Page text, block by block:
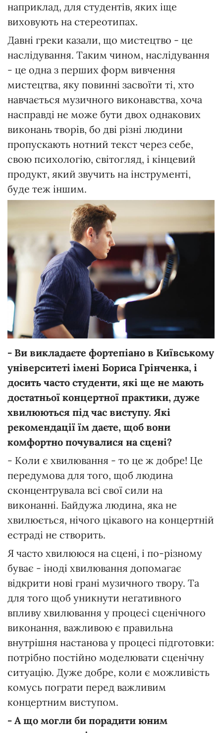
наприклад, для студентів, яких іще
виховують на стереотипах.
Давні греки казали, що мистецтво - це
наслідування. Таким чином, наслідування
- це одна з перших форм вивчення
мистецтва, яку повинні засвоїти ті, хто
навчається музичного виконавства, хоча
насправді не може бути двох однакових
виконань творів, бо дві різні людини
пропускають нотний текст через себе,
свою психологію, світогляд, і кінцевий
продукт, який звучить на інструменті,
буде теж іншим.
- Ви викладаєте фортепіано в Київському
університеті імені Бориса Грінченка, і
досить часто студенти, які ще не мають
достатньої концертної практики, дуже
хвилюються під час виступу. Які
рекомендації їм даєте, щоб вони
комфортно почувалися на сцені?
- Коли є хвилювання - то це ж добре! Це
передумова для того, щоб людина
сконцентрувала всі свої сили на
виконанні. Байдужа людина, яка не
хвилюється, нічого цікавого на концертній
естраді не створить.
Я часто хвилююся на сцені, і по-різному
буває - іноді хвилювання допомагає
відкрити нові грані музичного твору. Та
для того щоб уникнути негативного
впливу хвилювання у процесі сценічного
виконання, важливою є правильна
внутрішня настанова у процесі підготовки:
потрібно постійно моделювати сценічну
ситуацію. Дуже добре, коли є можливість
комусь пограти перед важливим
концертним виступом.
- А що могли би порадити юним